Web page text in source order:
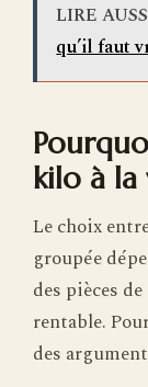
LIRE
qu’il faut
kilo à la
Le choix
groupée
des pièces
rentable.
des